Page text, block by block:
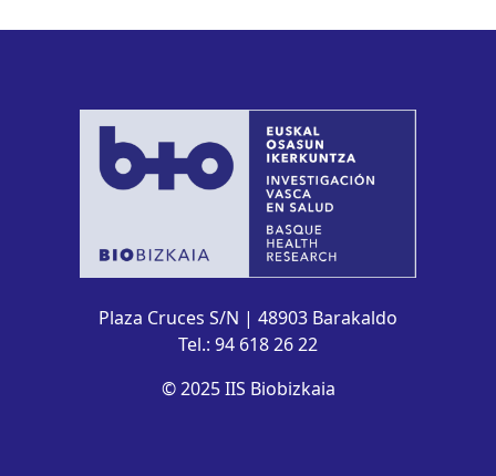
Plaza Cruces S/N | 48903 Barakaldo
Tel.: 94 618 26 22
© 2025 IIS Biobizkaia